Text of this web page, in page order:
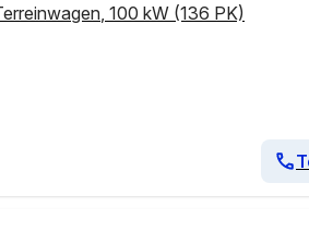
100 kW (136 PK)